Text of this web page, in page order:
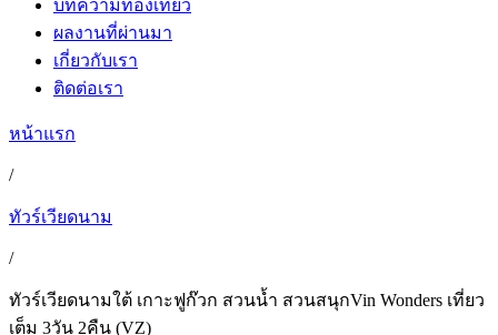
บทความท่องเที่ยว
ผลงานที่ผ่านมา
เกี่ยวกับเรา
ติดต่อเรา
หน้าแรก
/
ทัวร์เวียดนาม
/
ทัวร์เวียดนามใต้ เกาะฟูก๊วก สวนน้ำ สวนสนุกVin Wonders เที่ยว
เต็ม 3วัน 2คืน (VZ)